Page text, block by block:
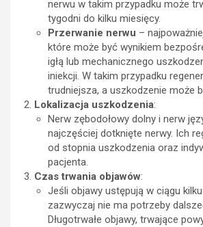
nerwu w takim przypadku może
tygodni do kilku miesięcy.
Przerwanie nerwu –
które może być wynikiem
igłą lub mechanicznego
iniekcji. W takim przypadku
trudniejsza, a uszkodzenie może
Lokalizacja uszkodzenia:
Nerw zębodołowy dolny i nerw
najczęściej dotknięte nerwy. Ich
od stopnia uszkodzenia oraz
pacjenta.
Czas trwania objawów:
Jeśli objawy ustępują w ciągu
zazwyczaj nie ma potrzeby
Długotrwałe objawy, trwające